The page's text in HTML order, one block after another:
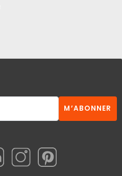
M’ABONNER